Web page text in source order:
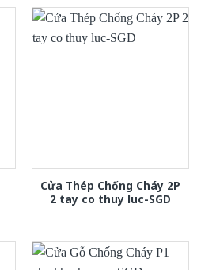
Cửa Thép Chống Cháy 2P
2 tay co thuy luc-SGD